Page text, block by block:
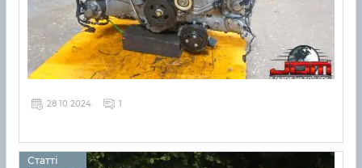
28 10 2024 1
Статті